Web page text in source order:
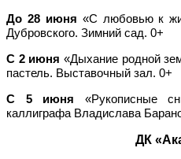
До 28 июня «С любовью к
Дубровского. Зимний сад. 0+
С 2 июня «Дыхание родной
пастель. Выставочный зал. 0+
С 5 июня «Рукописные
каллиграфа Владислава
ДК